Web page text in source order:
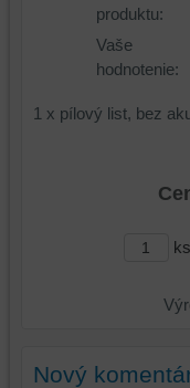
produktu:
Vaše
hodnotenie:
1 x pílový list, bez
ks
Nový